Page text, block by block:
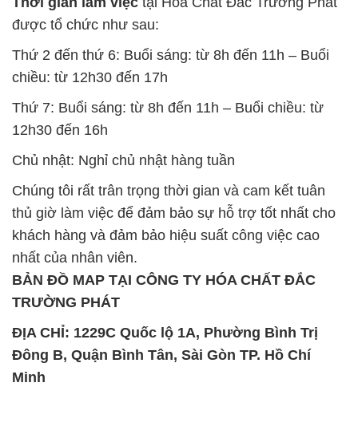
Thứ 7: Buổi sáng: từ 8h đến 11h – Buổi chiều: từ
12h30 đến 16h
Chủ nhật: Nghỉ chủ nhật hàng tuần
thủ giờ làm việc để đảm bảo sự hỗ trợ tốt nhất cho
khách hàng và đảm bảo hiệu suất công việc cao
nhất của nhân viên.
BẢN ĐỒ MAP TẠI CÔNG TY HÓA CHẤT ĐẮC
TRƯỜNG PHÁT
ĐỊA CHỈ: 1229C Quốc lộ 1A, Phường Bình Trị
Đông B, Quận Bình Tân, Sài Gòn TP. Hồ Chí
Minh